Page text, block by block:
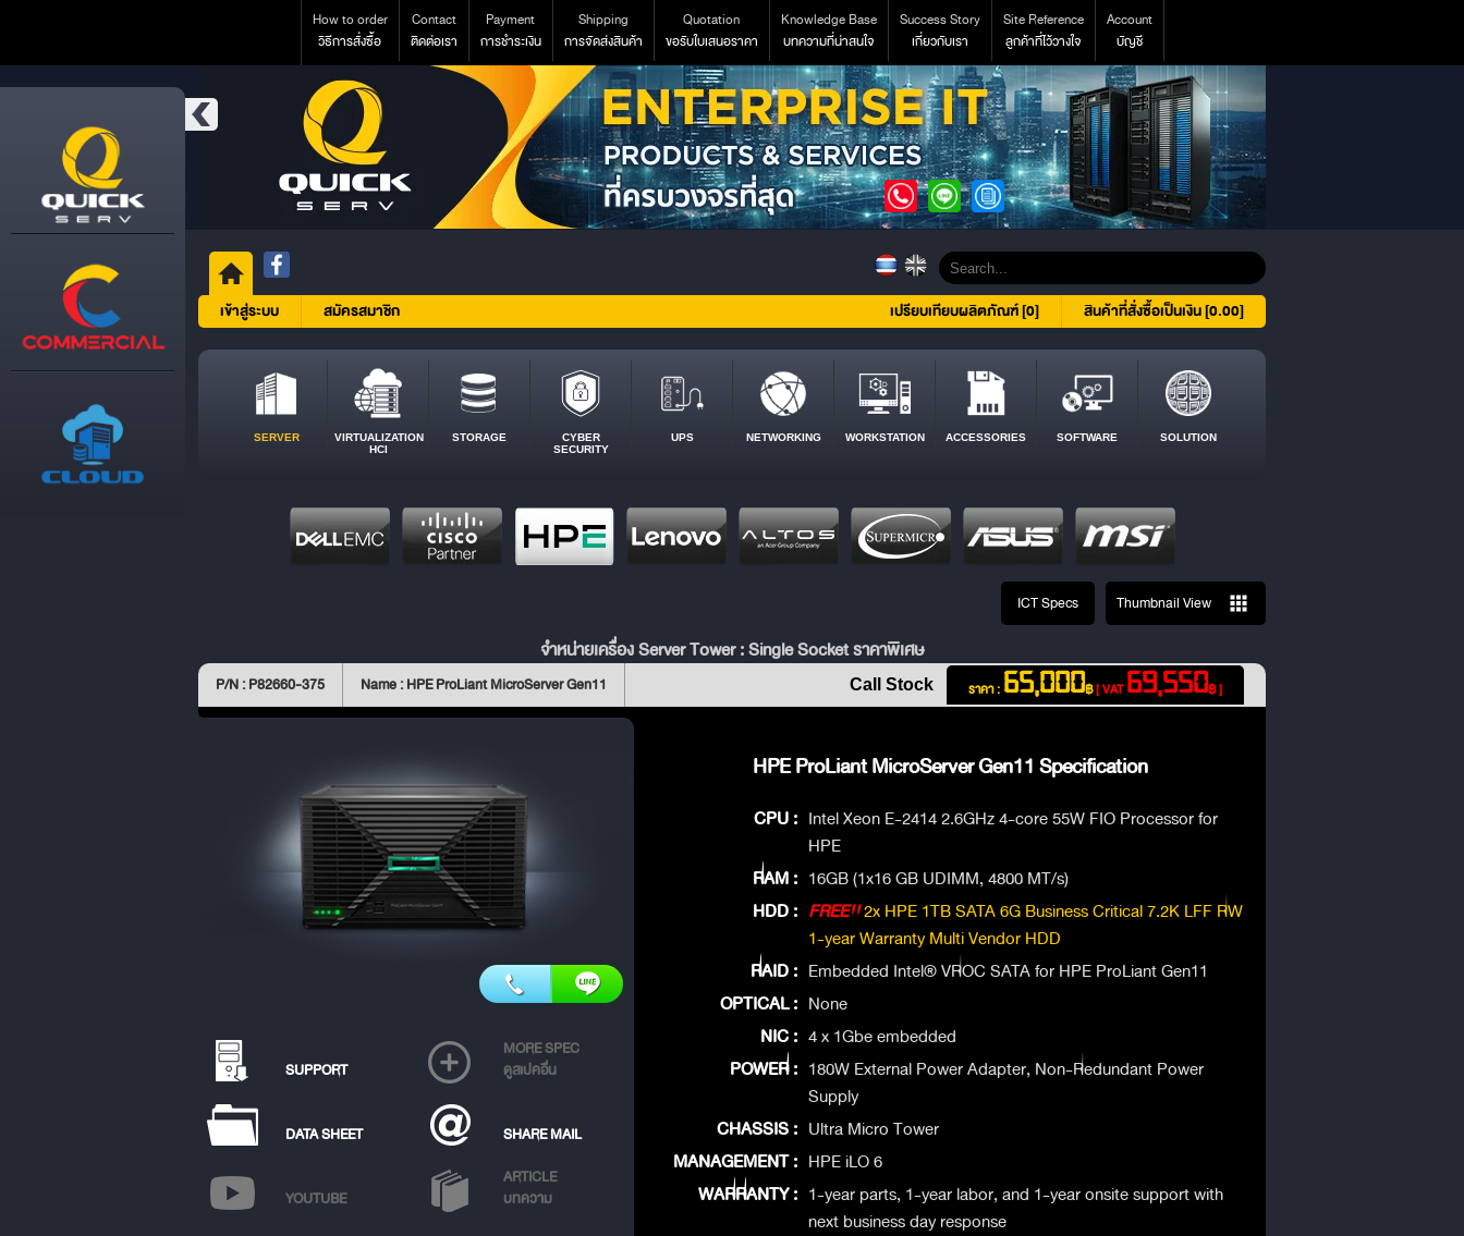
How to order
วิธีการสั่งซื้อ
Contact
ติดต่อเรา
Payment
การชำระเงิน
Shipping
การจัดส่งสินค้า
Quotation
ขอรับใบเสนอราคา
Knowledge Base
บทความที่น่าสนใจ
Success Story
เกี่ยวกับเรา
Site Reference
ลูกค้าที่ไว้วางใจ
Account
บัญชี
เข้าสู่ระบบ สมัครสมาชิก สินค้าที่สั่งซื้อเป็นเงิน [0.00]
เปรียบเทียบผลิตภัณฑ์ [0]
SERVER
VIRTUALIZATION
HCI
STORAGE
CYBER
SECURITY
UPS NETWORKING WORKSTATION ACCESSORIES SOFTWARE SOLUTION
ICT Specs Thumbnail View
จำหน่ายเครื่อง Server Tower : Single Socket ราคาพิเศษ
P/N : P82660-375 Name : HPE ProLiant MicroServer Gen11 ราคา : 65,000฿[ VAT69,550฿ ]
Call Stock
SUPPORT
MORE SPEC
ดูสเปคอื่น
DATA SHEET SHARE MAIL
YOUTUBE
ARTICLE
บทความ
HPE ProLiant MicroServer Gen11 Specification
CPU : Intel Xeon E-2414 2.6GHz 4-core 55W FIO Processor for
HPE
RAM : 16GB (1x16 GB UDIMM, 4800 MT/s)
HDD : FREE!!2x HPE 1TB SATA 6G Business Critical 7.2K LFF RW
1-year Warranty Multi Vendor HDD
RAID : Embedded Intel® VROC SATA for HPE ProLiant Gen11
OPTICAL : None
NIC : 4 x 1Gbe embedded
POWER : 180W External Power Adapter, Non-Redundant Power
Supply
CHASSIS : Ultra Micro Tower
MANAGEMENT : HPE iLO 6
WARRANTY : 1-year parts, 1-year labor, and 1-year onsite support with
next business day response